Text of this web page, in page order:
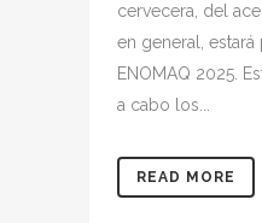
cervecera, del
en general, estará
ENOMAQ 2025.
a cabo los...
READ MORE